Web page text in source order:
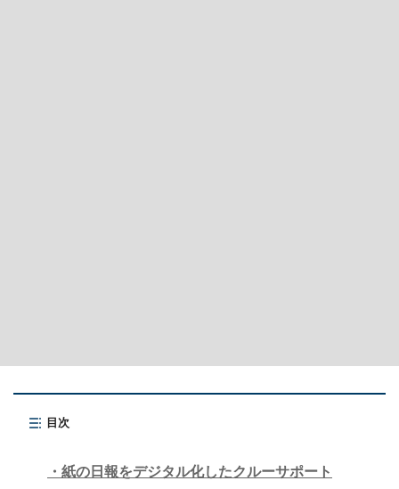
目次
紙の日報をデジタル化したクルーサポート